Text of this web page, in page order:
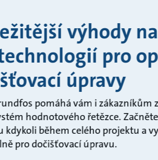
výhody
pro
úpravy
pomáhá vám i zákazníkům
hodnotového řetězce.
kdykoli během celého projektu a
pro dočišťovací úpravu.